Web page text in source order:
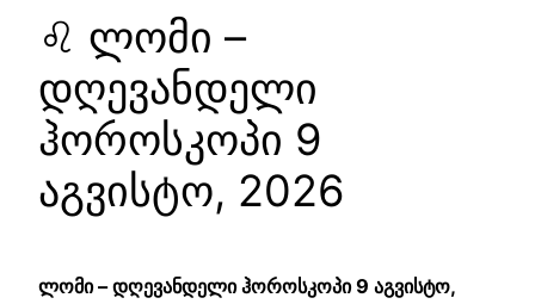
♌ ლომი –
დღევანდელი
ჰოროსკოპი 9
აგვისტო, 2026
ლომი – დღევანდელი ჰოროსკოპი 9 აგვისტო,